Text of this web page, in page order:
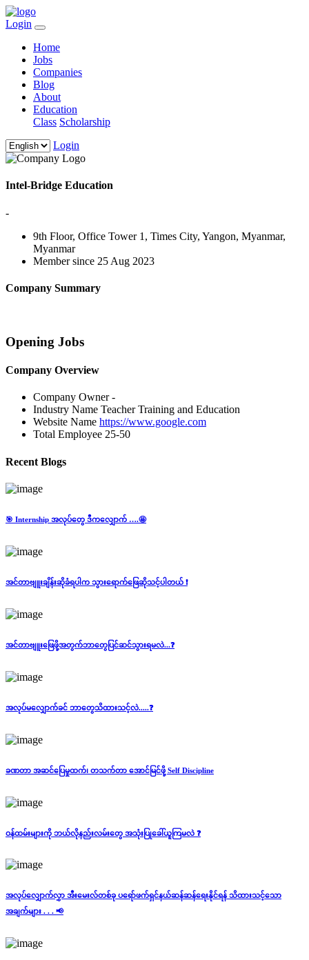
Login
Home
Jobs
Companies
Blog
About
Education
Class Scholarship
Login
Intel-Bridge Education
-
9th Floor, Office Tower 1, Times City, Yangon, Myanmar,
Myanmar
Member since 25 Aug 2023
Company Summary
Opening Jobs
Company Overview
Company Owner -
Industry Name Teacher Training and Education
Website Name https://www.google.com
Total Employee 25-50
Recent Blogs
🎯 Internship အလုပ်တွေ ဒီကလျှောက် ….🤩
အင်တာဗျူးချိန်းဆိုခံရပါက သွားရောက်ဖြေဆိုသင့်ပါတယ် ❗
အင်တာဗျူး‌ဖြေဖို့အတွက်ဘာ​တွေပြင်ဆင်သွားရမလဲ...❓
အလုပ်မလျှောက်ခင် ဘာတွေသိထားသင့်လဲ.....❓
ခဏတာ အဆင်ပြေမှုထက်၊ တသက်တာ အောင်မြင်ဖို့ Self Discipline
ဝန်ထမ်းများကို ဘယ်လိုနည်းလမ်း​တွေ အသုံးပြု​ခေါ်ယူကြမလဲ ❓
အလုပ်လျှောက်လွှာ အီးမေးလ်တစ်ခု ပရော်ဖက်ရှင်နယ်ဆန်ဆန်ရေးနိုင်ရန် သိထားသင့်သော
အချက်များ . . . 📢